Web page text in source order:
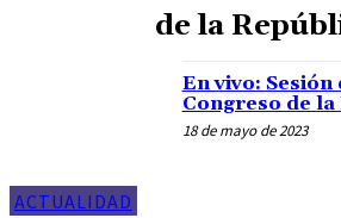
de la
ACTUALIDAD
En vivo:
Congreso de la
18 de mayo de 2023